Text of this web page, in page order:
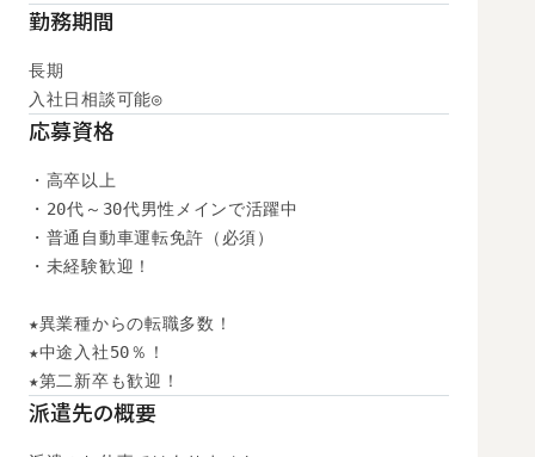
勤務期間
長期
入社日相談可能◎
応募資格
・高卒以上
・20代～30代男性メインで活躍中
・普通自動車運転免許（必須）
・未経験歓迎！
★異業種からの転職多数！
★中途入社50％！
★第二新卒も歓迎！
派遣先の概要